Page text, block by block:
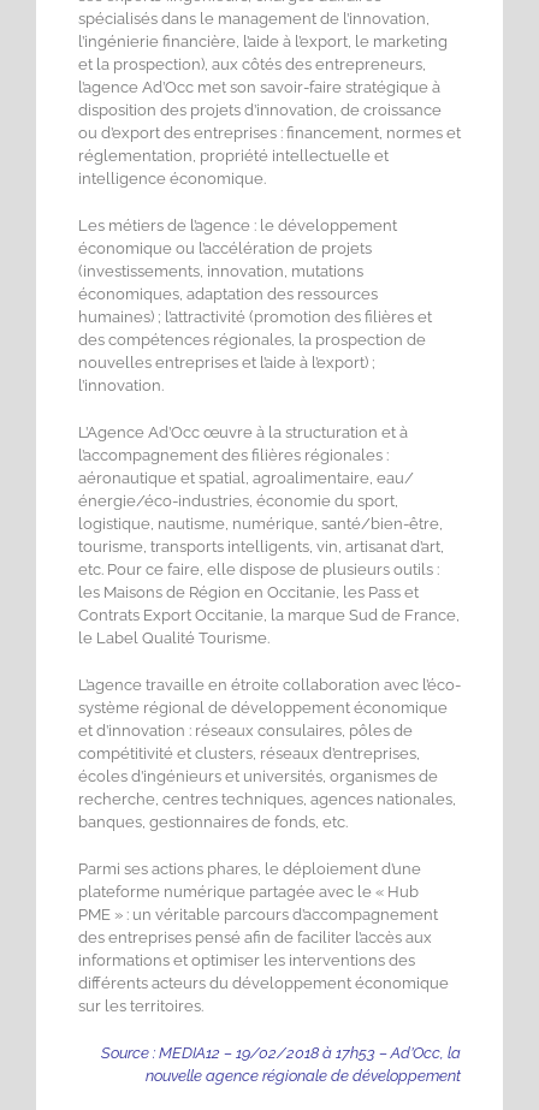
spécialisés dans le management de l’innovation,
l’ingénierie financière, l’aide à l’export, le marketing
et la prospection), aux côtés des entrepreneurs,
l’agence Ad’Occ met son savoir-faire stratégique à
disposition des projets d’innovation, de croissance
ou d’export des entreprises : financement, normes et
réglementation, propriété intellectuelle et
intelligence économique.
Les métiers de l’agence : le développement
économique ou l’accélération de projets
(investissements, innovation, mutations
économiques, adaptation des ressources
humaines) ; l’attractivité (promotion des filières et
des compétences régionales, la prospection de
nouvelles entreprises et l’aide à l’export) ;
l’innovation.
L’Agence Ad’Occ œuvre à la structuration et à
l’accompagnement des filières régionales :
aéronautique et spatial, agroalimentaire, eau/
énergie/éco-industries, économie du sport,
logistique, nautisme, numérique, santé/bien-être,
tourisme, transports intelligents, vin, artisanat d’art,
etc. Pour ce faire, elle dispose de plusieurs outils :
les Maisons de Région en Occitanie, les Pass et
Contrats Export Occitanie, la marque Sud de France,
le Label Qualité Tourisme.
L’agence travaille en étroite collaboration avec l’éco-
système régional de développement économique
et d’innovation : réseaux consulaires, pôles de
compétitivité et clusters, réseaux d’entreprises,
écoles d’ingénieurs et universités, organismes de
recherche, centres techniques, agences nationales,
banques, gestionnaires de fonds, etc.
Parmi ses actions phares, le déploiement d’une
plateforme numérique partagée avec le « Hub
PME » : un véritable parcours d’accompagnement
des entreprises pensé afin de faciliter l’accès aux
informations et optimiser les interventions des
différents acteurs du développement économique
sur les territoires.
Source : MEDIA12 – 19/02/2018 à 17h53 –Ad’Occ, la
nouvelle agence régionale de développement